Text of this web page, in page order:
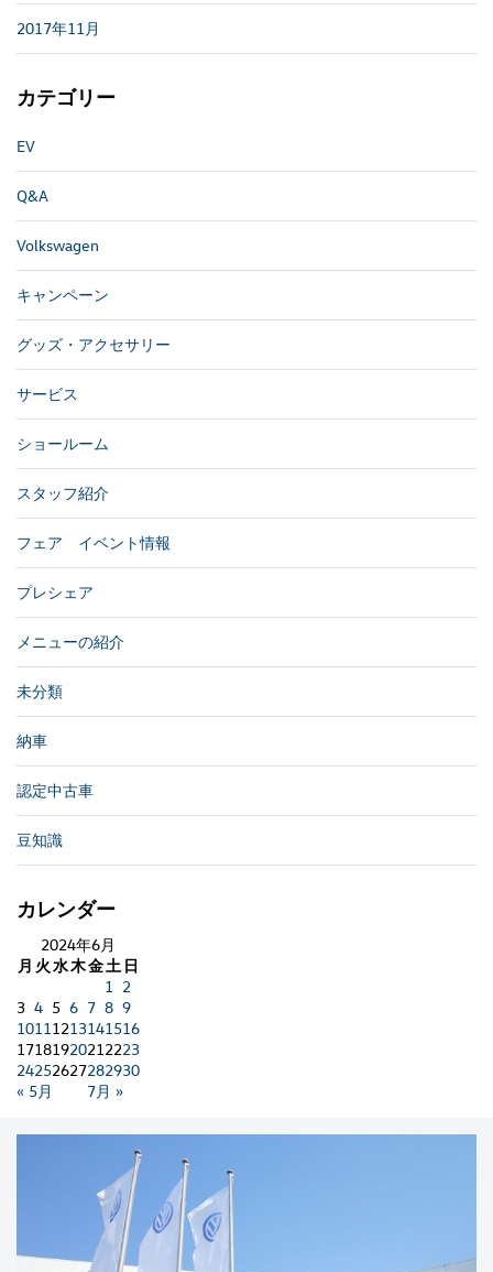
2017年11月
カテゴリー
EV
Q&A
Volkswagen
キャンペーン
グッズ・アクセサリー
サービス
ショールーム
スタッフ紹介
フェア イベント情報
プレシェア
メニューの紹介
未分類
納車
認定中古車
豆知識
カレンダー
2024年6月
月 火水木金土 日
« 5月 7月 »
1 2
3 4 5 6 7 8 9
10111213141516
17181920212223
24252627282930